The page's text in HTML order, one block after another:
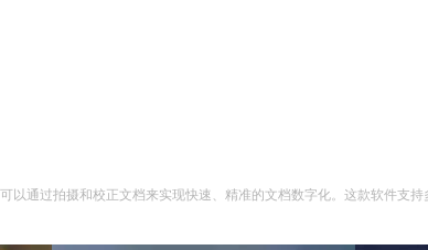
以通过拍摄和校正文档来实现快速、精准的文档数字化。这款软件